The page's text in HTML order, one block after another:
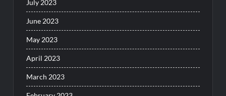
July 2023
June 2023
May 2023
April 2023
March 2023